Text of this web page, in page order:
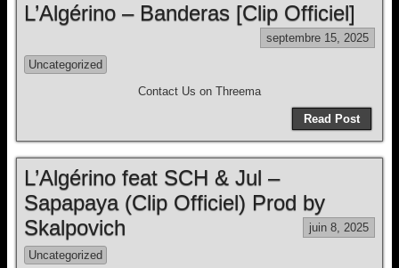
L’Algérino – Banderas [Clip Officiel]
septembre 15, 2025
Uncategorized
Contact Us on Threema
Read Post
L’Algérino feat SCH & Jul –
Sapapaya (Clip Officiel) Prod by
Skalpovich
juin 8, 2025
Uncategorized